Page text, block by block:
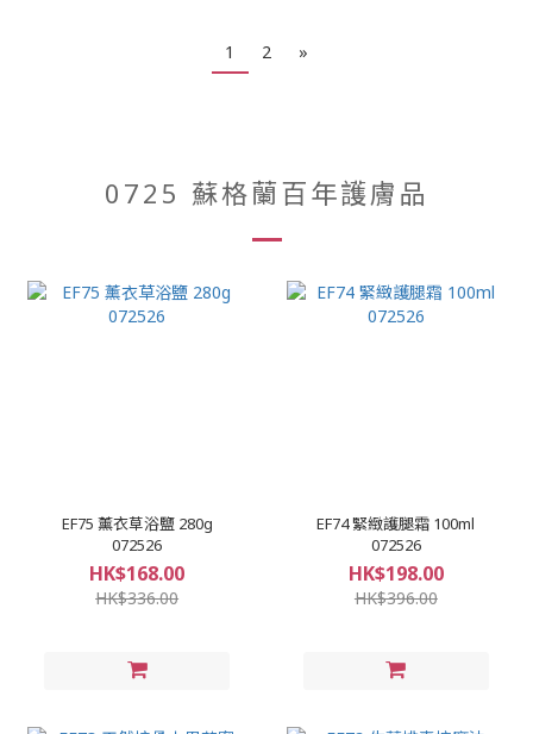
1 2 »
0725 蘇格蘭百年護膚品
EF75 薰衣草浴鹽 280g
072526
HK$168.00
HK$336.00
EF74 緊緻護腿霜 100ml
072526
HK$198.00
HK$396.00